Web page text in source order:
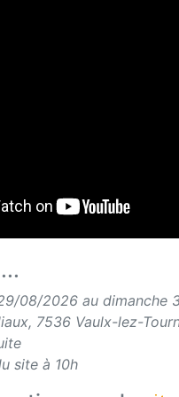
08/2026 au dimanche
7536 Vaulx-lez-
site à 10h